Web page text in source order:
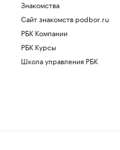
Знакомства
Сайт знакомств podbor.ru
РБК Компании
РБК Курсы
Школа управления РБК